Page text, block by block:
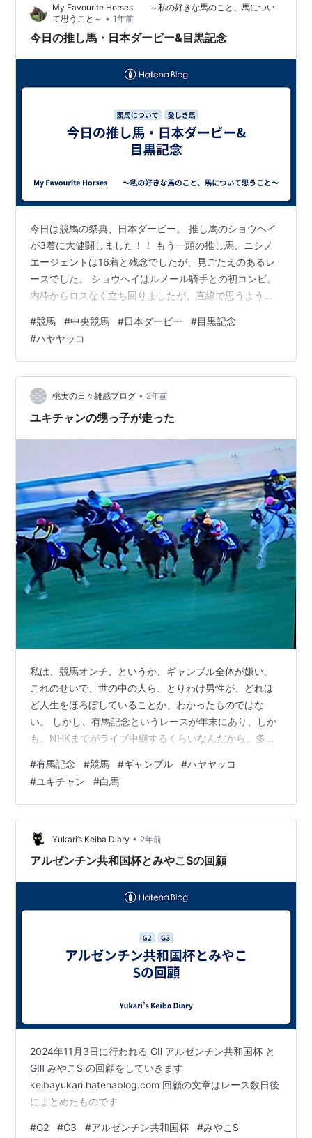
可愛いなあ…。 特に栗毛のハッチ、気に入ってしまいま
した♪───Ｏ（≧∇≦）Ｏ────♪ ハッチは道産子の血も引
いているんだそ…
My Favourite Horses ～私の好きな馬のこと、馬につい
て思うこと～ • 1年前
今日の推し馬・日本ダービー&目黒記念
今日は競馬の祭典、日本ダービー。 推し馬のショウヘイ
が3着に大健闘しました！！ もう一頭の推し馬、ニシノ
エージェントは16着と残念でしたが、見ごたえのあるレ
ースでした。 ショウヘイはルメール騎手との初コンビ。
内枠からロスなく立ち回りましたが、直線で思うように
影響で重めだった馬場のせいもあったでしょう。 1着クロ
ワデュノール、2着マスカレードボール、4着サトノシャ
イニングと、上位馬の多くが外側の枠でしたね。 クロワ
デュノールを負かすとしたらマスカレードボールかな、
とも思っていたので、外からの強烈な脚にはドキドキし
ました。 G1初挑戦で、それもダ…
#競馬 #中央競馬 #日本ダービー #目黒記念
#ハヤヤッコ
桃実の日々雑感ブログ • 2年前
ユキチャンの甥っ子が走った
私は、競馬オンチ、というか、ギャンブル全体が嫌い。
これのせいで、世の中の人ら、とりわけ男性が、どれほ
ど人生をほろぼしていることか、わかったものではな
い。 しかし、有馬記念というレースが年末にあり、しか
も、NHKまでがライブ中継するくらいなんだから、多
は想像できる。NHKのアナウンサーでも、競馬中継がで
きるくらい競馬を勉強している人がいるんだ（実際、相
撲中継をするアナウンサーが担当していた、へえ）。レ
ース中の超早口の実況、あれは聞いていてもわからない
くらい早口だが、場を盛り上げるという役割が大きいの
だろうと思う。 さてさて、疾走する15頭の馬たち…
#有馬記念 #競馬 #ギャンブル #ハヤヤッコ
#ユキチャン #白馬
Yukari’s Keiba Diary • 2年前
アルゼンチン共和国杯とみやこSの回顧
2024年11月3日に行われる GⅡ アルゼンチン共和国杯 と
GⅢ みやこS の回顧をしていきます
keibayukari.hatenablog.com 回顧の文章はレース数日後
にまとめたものです
#G2 #G3 #アルゼンチン共和国杯 #みやこS